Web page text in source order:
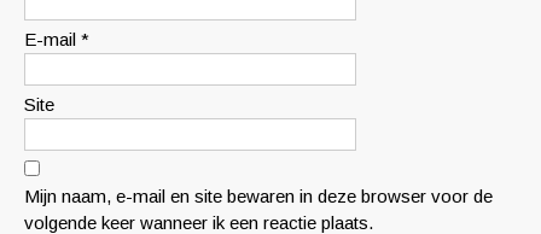
E-mail *
Site
Mijn naam, e-mail en site bewaren in deze browser voor de
volgende keer wanneer ik een reactie plaats.